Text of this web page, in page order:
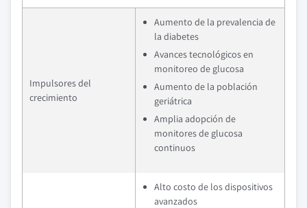
Impulsores del
crecimiento
Aumento de la prevalencia de
la diabetes
Avances tecnológicos en
monitoreo de glucosa
Aumento de la población
geriátrica
Amplia adopción de
monitores de glucosa
continuos
Alto costo de los dispositivos
avanzados